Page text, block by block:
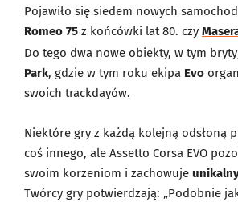
Pojawiło się siedem nowych
Romeo 75 z końcówki lat 80. czy
Do tego dwa nowe obiekty, w tym
Park, gdzie w tym roku ekipa Evo
swoich trackdayów.
Niektóre gry z każdą kolejną odsłoną
coś innego, ale Assetto Corsa EVO
swoim korzeniom i zachowuje
Twórcy gry potwierdzają: „Podobnie